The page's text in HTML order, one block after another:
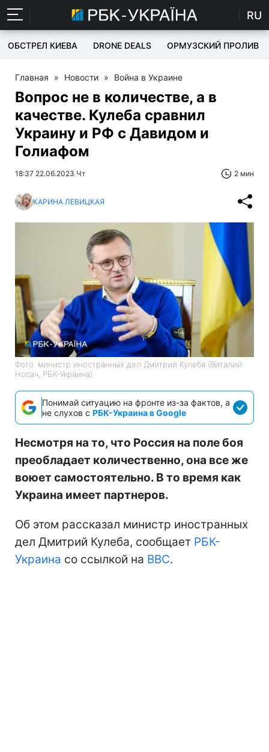
RU
ОБСТРЕЛ КИЕВА DRONE DEALS ОРМУЗСКИЙ ПРОЛИВ
Главная » Новости » Война в Украине
Вопрос не в количестве, а в
качестве. Кулеба сравнил
Украину и РФ с Давидом и
Голиафом
18:37 22.06.2023 Чт 2 мин
КАРИНА ЛЕВИЦКАЯ
Фото: министр иностранных дел Дмитрий Кулеба (Виталий
Носач, РБК-Украина)
Понимай ситуацию на фронте из-за фактов, а
не слухов с РБК-Украина в Google
Несмотря на то, что Россия на поле боя
преобладает количественно, она все же
воюет самостоятельно. В то время как
Украина имеет партнеров.
Об этом рассказал министр иностранных
дел Дмитрий Кулеба, сообщает РБК-
Украина со ссылкой на BBC.